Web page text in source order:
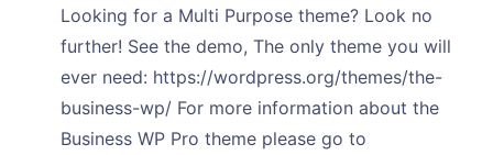
Looking for a Multi Purpose theme? Look no
further! See the demo, The only theme you will
ever need: https://wordpress.org/themes/the-
business-wp/ For more information about the
Business WP Pro theme please go to